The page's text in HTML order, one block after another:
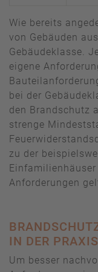
Wie bereits
von Gebäuden
Gebäudeklasse.
eigene
bei der
den Brandschutz
strenge
zu der
Anforderungen
IN DER PRAXIS
Um besser